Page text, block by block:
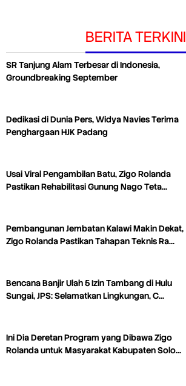
BERITA TERKINI
SR Tanjung Alam Terbesar di Indonesia,
Groundbreaking September
Dedikasi di Dunia Pers, Widya Navies Terima
Penghargaan HJK Padang
Usai Viral Pengambilan Batu, Zigo Rolanda
Pastikan Rehabilitasi Gunung Nago Teta…
Pembangunan Jembatan Kalawi Makin Dekat,
Zigo Rolanda Pastikan Tahapan Teknis Ra…
Bencana Banjir Ulah 5 Izin Tambang di Hulu
Sungai, JPS: Selamatkan Lingkungan, C…
Ini Dia Deretan Program yang Dibawa Zigo
Rolanda untuk Masyarakat Kabupaten Solo…